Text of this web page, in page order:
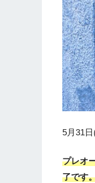
5月31
プレオ
了です